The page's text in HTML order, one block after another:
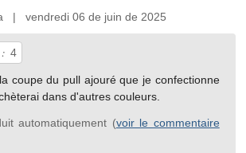
| vendredi 06 de juin de 2025
4
coupe du pull ajouré que je confectionne
dans d'autres couleurs.
automatiquement (voir le commentaire